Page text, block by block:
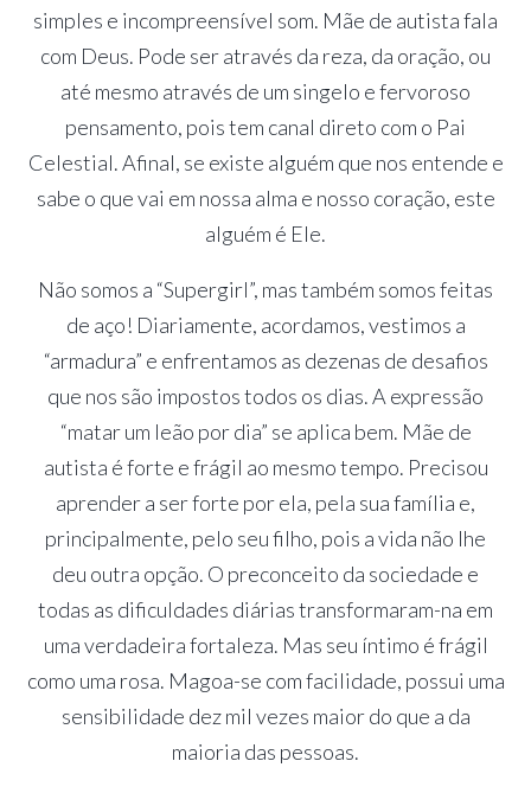
simples e incompreensível som. Mãe de autista fala
com Deus. Pode ser através da reza, da oração, ou
até mesmo através de um singelo e fervoroso
pensamento, pois tem canal direto com o Pai
Celestial. Afinal, se existe alguém que nos entende e
sabe o que vai em nossa alma e nosso coração, este
alguém é Ele.
Não somos a “Supergirl”, mas também somos feitas
de aço! Diariamente, acordamos, vestimos a
“armadura” e enfrentamos as dezenas de desafios
que nos são impostos todos os dias. A expressão
“matar um leão por dia” se aplica bem. Mãe de
autista é forte e frágil ao mesmo tempo. Precisou
aprender a ser forte por ela, pela sua família e,
principalmente, pelo seu filho, pois a vida não lhe
deu outra opção. O preconceito da sociedade e
todas as dificuldades diárias transformaram-na em
uma verdadeira fortaleza. Mas seu íntimo é frágil
como uma rosa. Magoa-se com facilidade, possui uma
sensibilidade dez mil vezes maior do que a da
maioria das pessoas.